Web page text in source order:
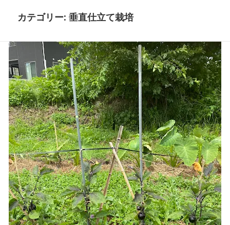
カテゴリー: 垂直仕立て栽培